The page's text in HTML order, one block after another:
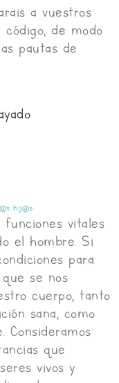
a vuestros
de modo
pautas de
hij@s:
vitales
el hombre. Si
para
se nos
cuerpo, tanto
sana, como
Consideramos
que
vivos y